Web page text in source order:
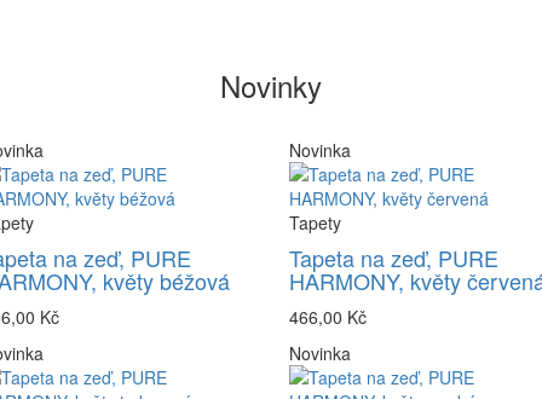
Novinky
na zeď, PURE
květy béžová
Kč
Novinka
Tapety
Tapeta na zeď, PURE
HARMONY, květy
466,00 Kč
Novinka